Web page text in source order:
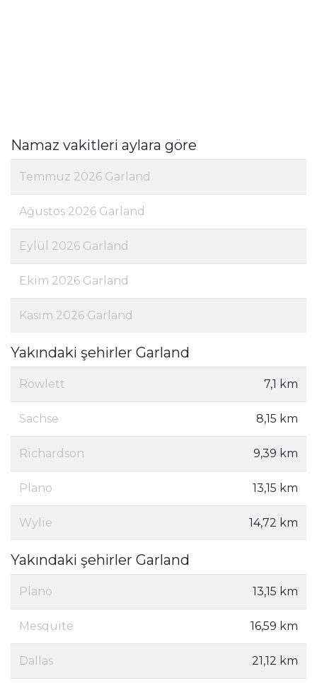
Namaz vakitleri aylara göre
Temmuz 2026 Garland
Ağustos 2026 Garland
Eylül 2026 Garland
Ekim 2026 Garland
Kasım 2026 Garland
Yakındaki şehirler Garland
Rowlett 7,1 km
Sachse 8,15 km
Richardson 9,39 km
Plano 13,15 km
Wylie 14,72 km
Yakındaki şehirler Garland
Plano 13,15 km
Mesquite 16,59 km
Dallas 21,12 km